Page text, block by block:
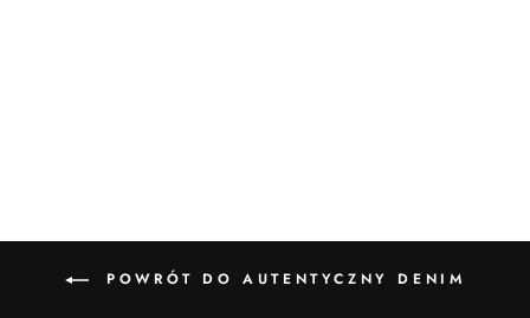
POWRÓT DO AUTENTYCZNY DENIM